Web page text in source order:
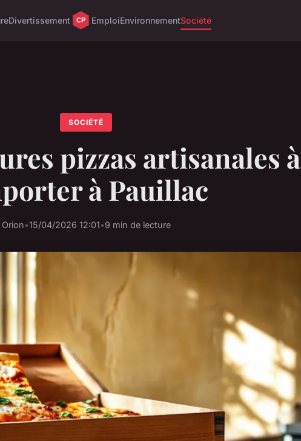
Divertissement EmploiEnvironnementSociété
SOCIÉTÉ
pizzas artisanales à
à Pauillac
Orion•15/04/2026 12:01•9 min de lecture